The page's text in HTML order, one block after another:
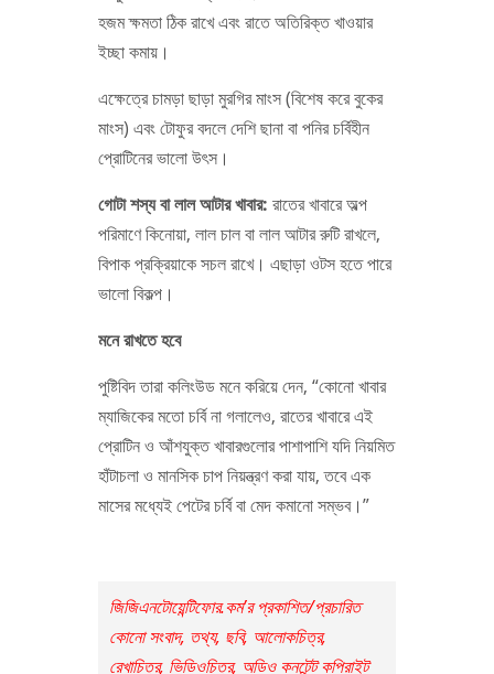
হজম ক্ষমতা ঠিক রাখে এবং রাতে অতিরিক্ত খাওয়ার
ইচ্ছা কমায়।
এক্ষেত্রে চামড়া ছাড়া মুরগির মাংস (বিশেষ করে বুকের
মাংস) এবং টোফুর বদলে দেশি ছানা বা পনির চর্বিহীন
প্রোটিনের ভালো উৎস।
গোটা শস্য বা লাল আটার খাবার: রাতের খাবারে অল্প
পরিমাণে কিনোয়া, লাল চাল বা লাল আটার রুটি রাখলে,
বিপাক প্রক্রিয়াকে সচল রাখে। এছাড়া ওটস হতে পারে
ভালো বিকল্প।
মনে রাখতে হবে
পুষ্টিবিদ তারা কলিংউড মনে করিয়ে দেন, “কোনো খাবার
ম্যাজিকের মতো চর্বি না গলালেও, রাতের খাবারে এই
প্রোটিন ও আঁশযুক্ত খাবারগুলোর পাশাপাশি যদি নিয়মিত
হাঁটাচলা ও মানসিক চাপ নিয়ন্ত্রণ করা যায়, তবে এক
মাসের মধ্যেই পেটের চর্বি বা মেদ কমানো সম্ভব।”
জিজিএনটোয়েন্টিফোর.কম’র প্রকাশিত/প্রচারিত
কোনো সংবাদ, তথ্য, ছবি, আলোকচিত্র,
রেখাচিত্র, ভিডিওচিত্র, অডিও কনটেন্ট কপিরাইট